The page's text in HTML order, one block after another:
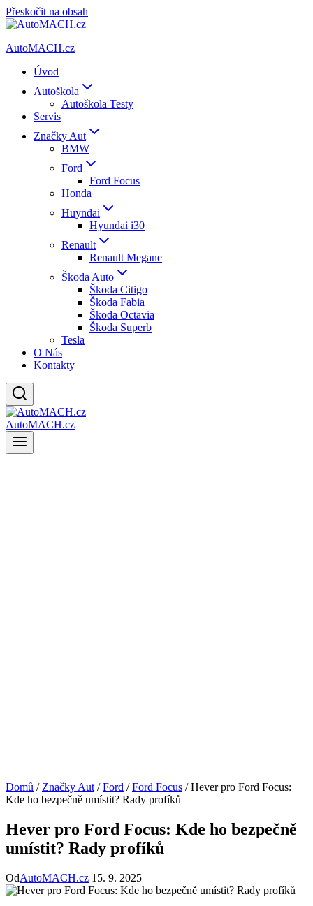
Přeskočit na obsah
AutoMACH.cz
Úvod
Autoškola
Autoškola Testy
Servis
Značky Aut
BMW
Ford
Ford Focus
Honda
Huyndai
Hyundai i30
Renault
Renault Megane
Škoda Auto
Škoda Citigo
Škoda Fabia
Škoda Octavia
Škoda Superb
Tesla
O Nás
Kontakty
AutoMACH.cz
Domů / Značky Aut / Ford / Ford Focus / Hever pro Ford Focus:
Kde ho bezpečně umístit? Rady profíků
Hever pro Ford Focus: Kde ho bezpečně
umístit? Rady profíků
OdAutoMACH.cz 15. 9. 2025